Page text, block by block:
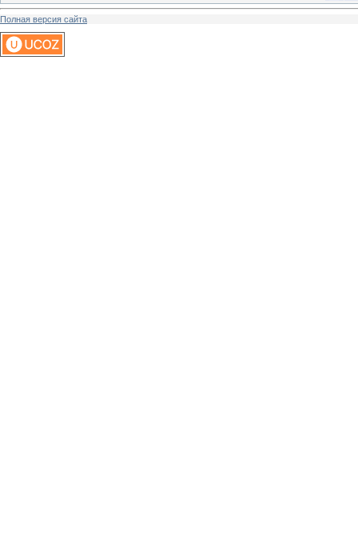
Полная версия сайта